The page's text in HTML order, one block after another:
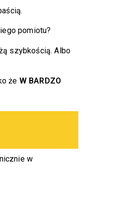
pomiotu?
szybkością. Albo
że W BARDZO
w